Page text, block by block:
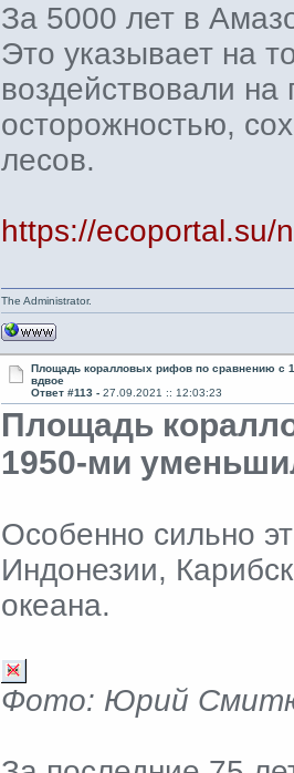
За 5000 лет в
Это указывает на
воздействовали
осторожностью,
лесов.
https://ecoportal.su/
The Administrator.
Площадь коралловых рифов по сравнению с
вдвое
Ответ #113 -27.09.2021 :: 12:03:23
Площадь
1950-ми
Особенно сильно
Индонезии,
океана.
Фото: Юрий